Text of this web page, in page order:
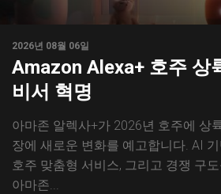
2026년 08월 06일
Amazon Alexa+ 호주 상
비서 혁명
아마존 알렉사+가 2026년 호주에 상
장에 새로운 변화를 예고합니다. AI
호주 맞춤형 서비스, 그리고 경쟁 구
아마존...